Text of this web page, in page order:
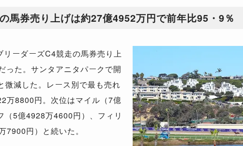
馬券売り上げは約27億4952万円で前年比95・9％
ーダーズC4競走の馬券売り上
った。サンタアニタパークで開
微減した。レース別で最も売れ
万8800円。次位はマイル（7億
5億4928万4600円）、フィリ
7900円）と続いた。